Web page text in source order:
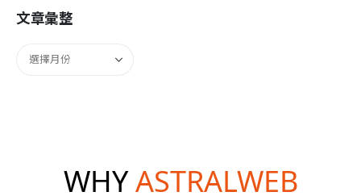
文章彙整
WHYASTRALWEB